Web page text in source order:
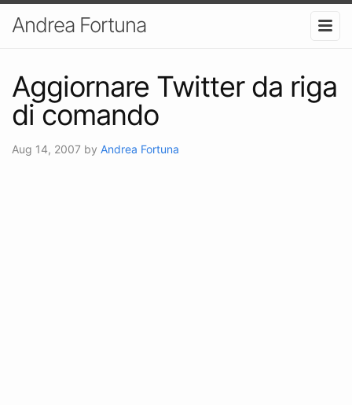
Andrea Fortuna
Aggiornare Twitter da riga
di comando
Aug 14, 2007 by Andrea Fortuna